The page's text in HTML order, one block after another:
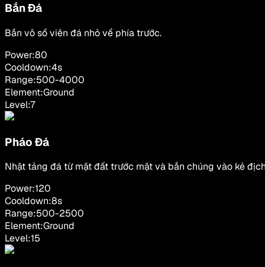
Bắn Đá
Bắn vô số viên đá nhỏ về phía trước.
Power:80
Cooldown:4s
Range:500-4000
Element:Ground
Level:7
Pháo Đá
Nhặt tảng đá từ mặt đất trước mặt và bắn chúng vào kẻ
Power:120
Cooldown:8s
Range:500-2500
Element:Ground
Level:15